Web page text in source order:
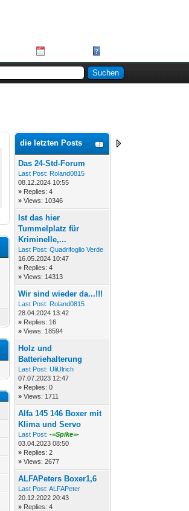
die letzten Posts
Das 24-Std-Forum
Last Post: Roland0815
08.12.2024 10:55
» Replies: 4
»Views: 10346
Ist das hier
Tummelplatz für
Kriminelle,...
Last Post: Quadrifoglio Verde
16.05.2024 10:47
» Replies: 4
»Views: 14313
Wir sind wieder da...!!!
Last Post: Roland0815
28.04.2024 13:42
» Replies: 16
»Views: 18594
Holz und
Batteriehalterung
Last Post: UliUlrich
07.07.2023 12:47
» Replies: 0
»Views: 1711
Alfa 145 146 Boxer mit
Klima und Servo
Last Post: -=Spike=-
03.04.2023 08:50
» Replies: 2
»Views: 2677
ALFAPeters Boxer1,6
Last Post: ALFAPeter
20.12.2022 20:43
» Replies: 4